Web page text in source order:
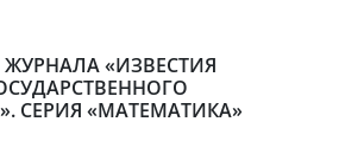
«ИЗВЕСТИЯ
СЕРИЯ «МАТЕМАТИКА»